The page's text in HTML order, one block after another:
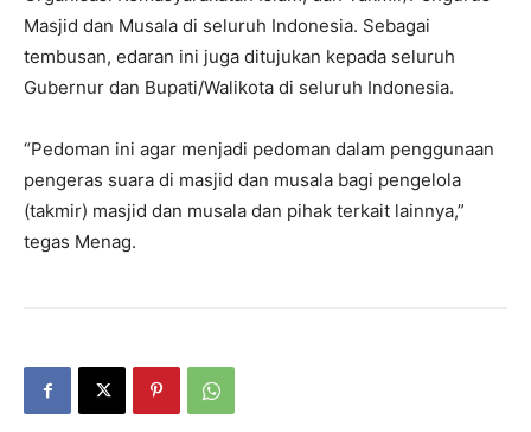
Masjid dan Musala di seluruh Indonesia. Sebagai
tembusan, edaran ini juga ditujukan kepada seluruh
Gubernur dan Bupati/Walikota di seluruh Indonesia.
“Pedoman ini agar menjadi pedoman dalam penggunaan
pengeras suara di masjid dan musala bagi pengelola
(takmir) masjid dan musala dan pihak terkait lainnya,”
tegas Menag.